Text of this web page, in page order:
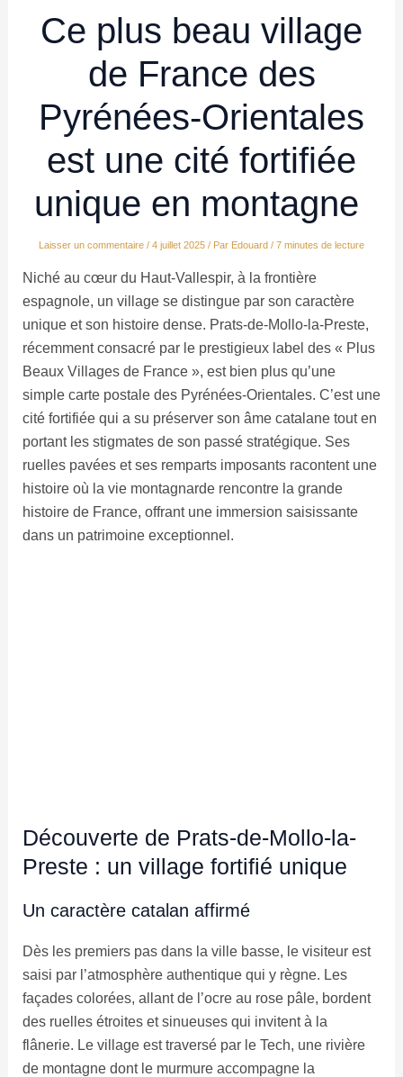
Ce plus beau village
de France des
Pyrénées-Orientales
est une cité fortifiée
unique en montagne
Laisser un commentaire / 4 juillet 2025 / Par Edouard / 7 minutes de lecture
Niché au cœur du Haut-Vallespir, à la frontière
espagnole, un village se distingue par son caractère
unique et son histoire dense. Prats-de-Mollo-la-Preste,
récemment consacré par le prestigieux label des « Plus
Beaux Villages de France », est bien plus qu’une
simple carte postale des Pyrénées-Orientales. C’est une
cité fortifiée qui a su préserver son âme catalane tout en
portant les stigmates de son passé stratégique. Ses
ruelles pavées et ses remparts imposants racontent une
histoire où la vie montagnarde rencontre la grande
histoire de France, offrant une immersion saisissante
dans un patrimoine exceptionnel.
Découverte de Prats-de-Mollo-la-
Preste : un village fortifié unique
Un caractère catalan affirmé
Dès les premiers pas dans la ville basse, le visiteur est
saisi par l’atmosphère authentique qui y règne. Les
façades colorées, allant de l’ocre au rose pâle, bordent
des ruelles étroites et sinueuses qui invitent à la
flânerie. Le village est traversé par le Tech, une rivière
de montagne dont le murmure accompagne la